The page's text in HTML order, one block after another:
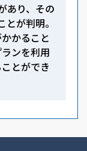
あり、その
が判明。
かること
ンを利用
とができ